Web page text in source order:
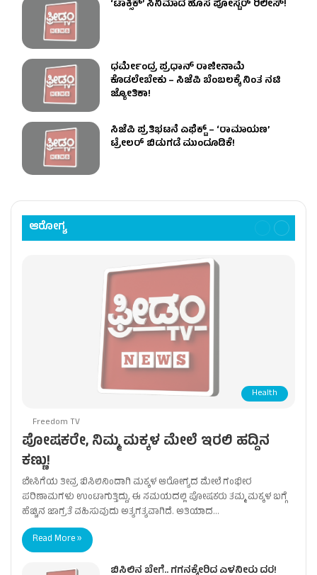
‘ಟಾಕ್ಸಿಕ್’ ಸಿನಿಮಾದ ಹೊಸ ಪೋಸ್ಟರ್ ರಿಲೀಸ್!
ಧರ್ಮೇಂದ್ರ ಪ್ರಧಾನ್ ರಾಜೀನಾಮೆ
ಕೊಡಲೇಬೇಕು – ಸಿಜೆಪಿ ಬೆಂಬಲಕ್ಕೆ ನಿಂತ ನಟಿ
ಜ್ಯೋತಿಕಾ!
ಸಿಜೆಪಿ ಪ್ರತಿಭಟನೆ ಎಫೆಕ್ಟ್‌ – ‘ರಾಮಾಯಣ’
ಟ್ರೇಲರ್ ಬಿಡುಗಡೆ ಮುಂದೂಡಿಕೆ!
ಆರೋಗ್ಯ
Health
Freedom TV
ಪೋಷಕರೇ, ನಿಮ್ಮ ಮಕ್ಕಳ ಮೇಲೆ ಇರಲಿ ಹದ್ದಿನ
ಕಣ್ಣು!
ಬೇಸಿಗೆಯ ತೀವ್ರ ಬಿಸಿಲಿನಿಂದಾಗಿ ಮಕ್ಕಳ ಆರೋಗ್ಯದ ಮೇಲೆ ಗಂಭೀರ
ಪರಿಣಾಮಗಳು ಉಂಟಾಗುತ್ತಿದ್ದು, ಈ ಸಮಯದಲ್ಲಿ ಪೋಷಕರು ತಮ್ಮ ಮಕ್ಕಳ ಬಗ್ಗೆ
ಹೆಚ್ಚಿನ ಜಾಗ್ರತೆ ವಹಿಸುವುದು ಅತ್ಯಗತ್ಯವಾಗಿದೆ. ಅತಿಯಾದ…
Read More »
ಬಿಸಿಲಿನ ಬೇಗೆ.. ಗಗನಕ್ಕೇರಿದ ಎಳನೀರು ದರ!